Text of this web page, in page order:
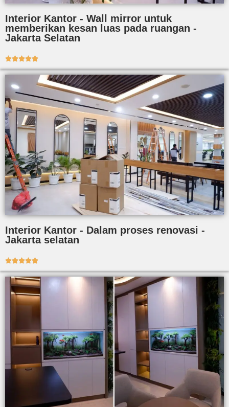
Interior Kantor - Wall mirror untuk
memberikan kesan luas pada ruangan -
Jakarta Selatan

Interior Kantor - Dalam proses renovasi -
Jakarta selatan
